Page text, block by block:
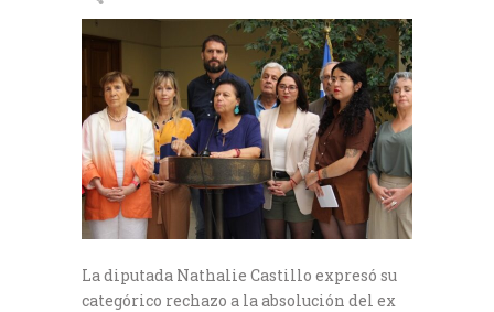
La diputada Nathalie Castillo expresó su
categórico rechazo a la absolución del ex